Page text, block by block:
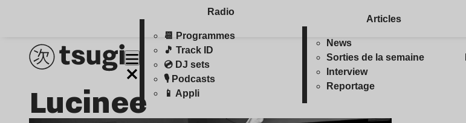
Radio
📆 Programmes
🎵 Track ID
💿 DJ sets
🎙️ Podcasts
📱 Appli
Articles
News
Sorties de la semaine
Interview
Reportage
Lucinee